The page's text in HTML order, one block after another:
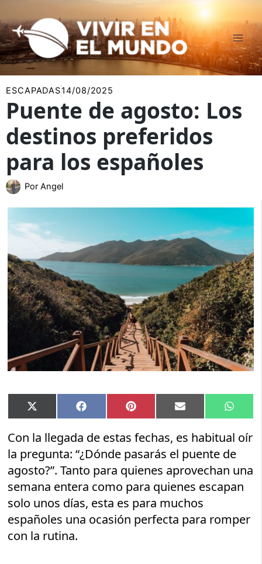
al
contenido
ESCAPADAS14/08/2025
Puente de agosto: Los
destinos preferidos
para los españoles
Por Angel
Compartir
en
X
(Twitter)
Compartir
en
Facebook Compartir
en
Pinterest Compartir
en
Email
en
Con la llegada de estas fechas, es habitual oír
la pregunta: “¿Dónde pasarás el puente de
agosto?”. Tanto para quienes aprovechan una
semana entera como para quienes escapan
solo unos días, esta es para muchos
españoles una ocasión perfecta para romper
con la rutina.